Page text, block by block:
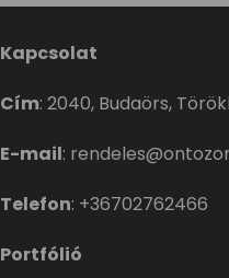
Kapcsolat
Cím: 2040, Budaörs,
E-mail:
Telefon: +36702762466
Portfólió